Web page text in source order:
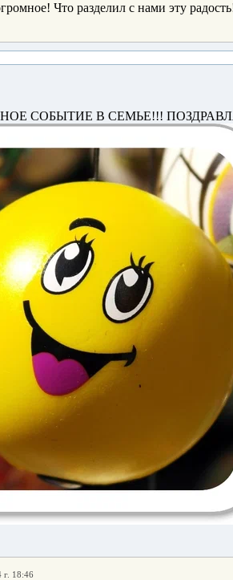
Что разделил с нами эту
СОБЫТИЕ В СЕМЬЕ!!!
г. 18:46